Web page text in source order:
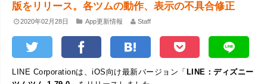
版をリリース。各ツムの動作、表示の不具合修正
2020年02月28日 App更新情報 Staff
LINE Corporationは、iOS向け最新バージョン「LINE：ディズニー